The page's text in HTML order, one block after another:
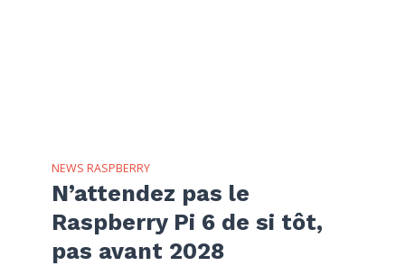
NEWS RASPBERRY
N’attendez pas le
Raspberry Pi 6 de si tôt,
pas avant 2028